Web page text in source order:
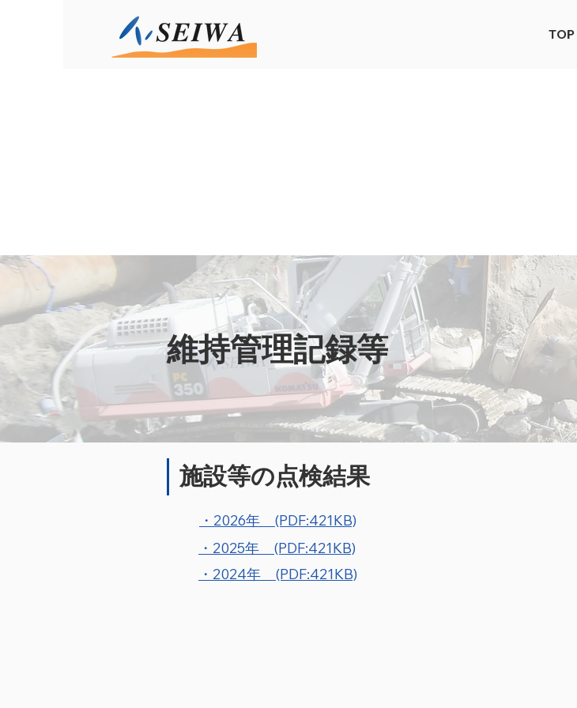
TOP
維持管理記録等
施設等の点検結果
・2026年 (PDF:421KB)
・2025年 (PDF:421KB)
・2024年 (PDF:421KB)